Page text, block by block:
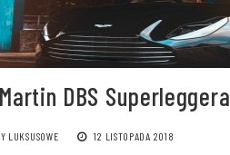
DBS Superleggera
LUKSUSOWE 12 LISTOPADA 2018